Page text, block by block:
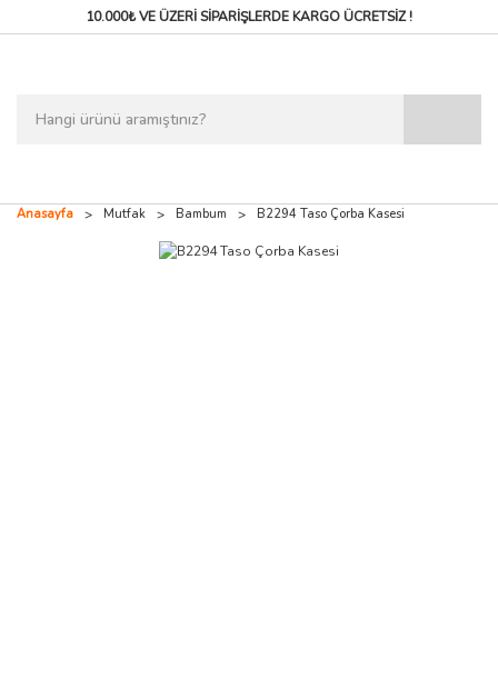
10.000₺ VE ÜZERİ SİPARİŞLERDEKARGO ÜCRETSİZ !
Anasayfa Mutfak Bambum B2294 Taso Çorba Kasesi